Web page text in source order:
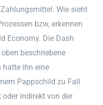
Wie sieht
bzw, erkennen
Economy. Die Dash
beschriebene
ihn eine
Pappschild zu Fall
indirekt von der